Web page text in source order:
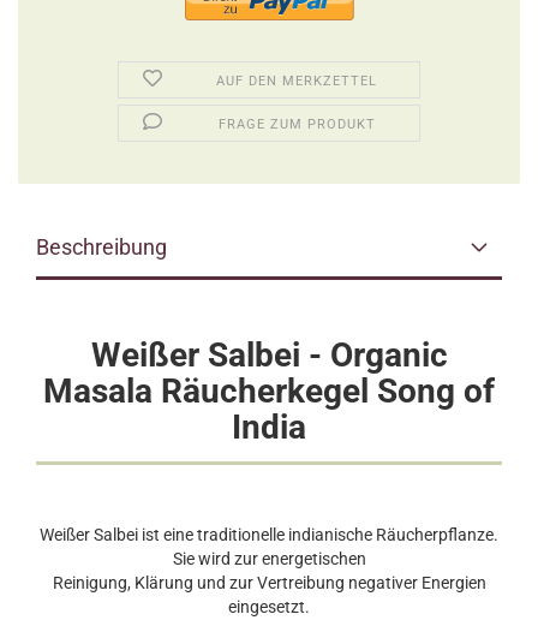
AUF DEN MERKZETTEL
FRAGE ZUM PRODUKT
Beschreibung
Weißer Salbei - Organic
Masala Räucherkegel Song of
India
Weißer Salbei ist eine traditionelle indianische Räucherpflanze.
Sie wird zur energetischen
Reinigung, Klärung und zur Vertreibung negativer Energien
eingesetzt.